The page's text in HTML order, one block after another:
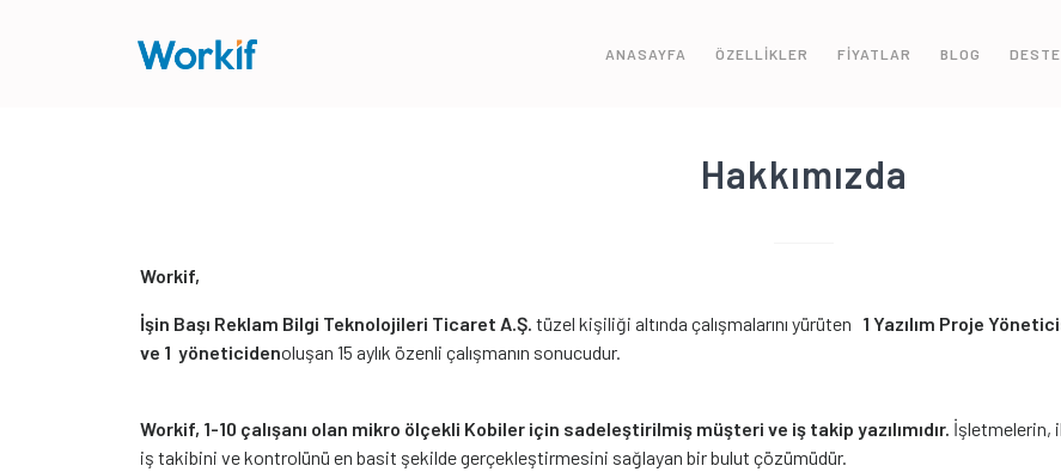
ANASAYFA ÖZELLİKLER FİYATLAR BLOG
Hakkımızda
Workif,
İşin Başı Reklam Bilgi Teknolojileri Ticaret A.Ş. tüzel kişiliği altında çalışmalarını yürüten 1 Yazılım Proje
ve 1 yöneticidenoluşan 15 aylık özenli çalışmanın sonucudur.
Workif, 1-10 çalışanı olan mikro ölçekli Kobiler için sadeleştirilmiş müşteri ve iş takip yazılımıdır. İşletmelerin,
iş takibini ve kontrolünü en basit şekilde gerçekleştirmesini sağlayan bir bulut çözümüdür.